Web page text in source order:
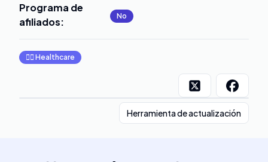
Programa de
afiliados: No
👩‍⚕️ Healthcare
Herramienta de actualización